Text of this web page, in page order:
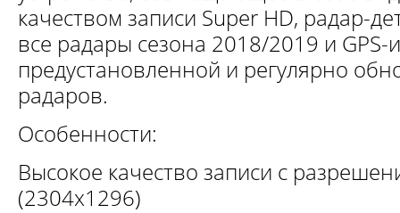
качеством записи Super HD, радар-
все радары сезона 2018/2019 и
предустановленной и регулярно
радаров.
Особенности:
Высокое качество записи с
(2304х1296)